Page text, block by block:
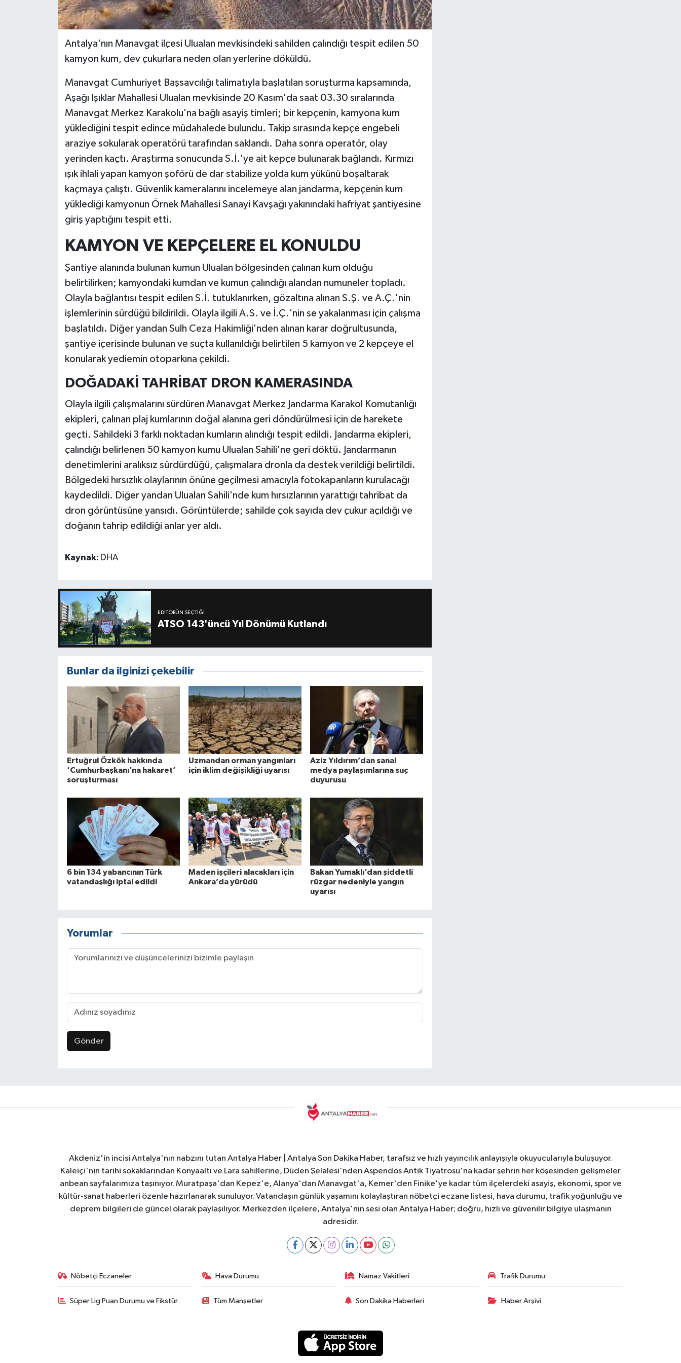
Antalya'nın Manavgat ilçesi Ulualan mevkisindeki sahilden çalındığı tespit edilen 50
kamyon kum, dev çukurlara neden olan yerlerine döküldü.
Manavgat Cumhuriyet Başsavcılığı talimatıyla başlatılan soruşturma kapsamında,
Aşağı Işıklar Mahallesi Ulualan mevkisinde 20 Kasım'da saat 03.30 sıralarında
Manavgat Merkez Karakolu'na bağlı asayiş timleri; bir kepçenin, kamyona kum
yüklediğini tespit edince müdahalede bulundu. Takip sırasında kepçe engebeli
araziye sokularak operatörü tarafından saklandı. Daha sonra operatör, olay
yerinden kaçtı. Araştırma sonucunda S.İ.'ye ait kepçe bulunarak bağlandı. Kırmızı
ışık ihlali yapan kamyon şoförü de dar stabilize yolda kum yükünü boşaltarak
kaçmaya çalıştı. Güvenlik kameralarını incelemeye alan jandarma, kepçenin kum
yüklediği kamyonun Örnek Mahallesi Sanayi Kavşağı yakınındaki hafriyat şantiyesine
giriş yaptığını tespit etti.
KAMYON VE KEPÇELERE EL KONULDU
Şantiye alanında bulunan kumun Ulualan bölgesinden çalınan kum olduğu
belirtilirken; kamyondaki kumdan ve kumun çalındığı alandan numuneler topladı.
Olayla bağlantısı tespit edilen S.İ. tutuklanırken, gözaltına alınan S.Ş. ve A.Ç.'nin
işlemlerinin sürdüğü bildirildi. Olayla ilgili A.S. ve İ.Ç.'nin se yakalanması için çalışma
başlatıldı. Diğer yandan Sulh Ceza Hakimliği'nden alınan karar doğrultusunda,
şantiye içerisinde bulunan ve suçta kullanıldığı belirtilen 5 kamyon ve 2 kepçeye el
konularak yediemin otoparkına çekildi.
DOĞADAKİ TAHRİBAT DRON KAMERASINDA
Olayla ilgili çalışmalarını sürdüren Manavgat Merkez Jandarma Karakol Komutanlığı
ekipleri, çalınan plaj kumlarının doğal alanına geri döndürülmesi için de harekete
geçti. Sahildeki 3 farklı noktadan kumların alındığı tespit edildi. Jandarma ekipleri,
çalındığı belirlenen 50 kamyon kumu Ulualan Sahili'ne geri döktü. Jandarmanın
denetimlerini aralıksız sürdürdüğü, çalışmalara dronla da destek verildiği belirtildi.
Bölgedeki hırsızlık olaylarının önüne geçilmesi amacıyla fotokapanların kurulacağı
kaydedildi. Diğer yandan Ulualan Sahili'nde kum hırsızlarının yarattığı tahribat da
dron görüntüsüne yansıdı. Görüntülerde; sahilde çok sayıda dev çukur açıldığı ve
doğanın tahrip edildiği anlar yer aldı.
Kaynak: DHA
EDITÖRÜN SEÇTIĞI
ATSO 143'üncü Yıl Dönümü Kutlandı
Bunlar da ilginizi çekebilir
Ertuğrul Özkök hakkında
‘Cumhurbaşkanı’na hakaret’
soruşturması
Uzmandan orman yangınları
için iklim değişikliği uyarısı
Aziz Yıldırım’dan sanal
medya paylaşımlarına suç
duyurusu
6 bin 134 yabancının Türk
vatandaşlığı iptal edildi
Maden işçileri alacakları için
Ankara’da yürüdü
Bakan Yumaklı’dan şiddetli
rüzgar nedeniyle yangın
uyarısı
Yorumlar
Gönder
Akdeniz'in incisi Antalya'nın nabzını tutan Antalya Haber | Antalya Son Dakika Haber, tarafsız ve hızlı yayıncılık anlayışıyla okuyucularıyla buluşuyor.
Kaleiçi'nin tarihi sokaklarından Konyaaltı ve Lara sahillerine, Düden Şelalesi'nden Aspendos Antik Tiyatrosu'na kadar şehrin her köşesinden gelişmeler
anbean sayfalarımıza taşınıyor. Muratpaşa'dan Kepez'e, Alanya'dan Manavgat'a, Kemer'den Finike'ye kadar tüm ilçelerdeki asayiş, ekonomi, spor ve
kültür-sanat haberleri özenle hazırlanarak sunuluyor. Vatandaşın günlük yaşamını kolaylaştıran nöbetçi eczane listesi, hava durumu, trafik yoğunluğu ve
deprem bilgileri de güncel olarak paylaşılıyor. Merkezden ilçelere, Antalya'nın sesi olan Antalya Haber; doğru, hızlı ve güvenilir bilgiye ulaşmanın
adresidir.
Nöbetçi Eczaneler Hava Durumu Namaz Vakitleri Trafik Durumu
Süper Lig Puan Durumu ve Fikstür Tüm Manşetler Son Dakika Haberleri Haber Arşivi